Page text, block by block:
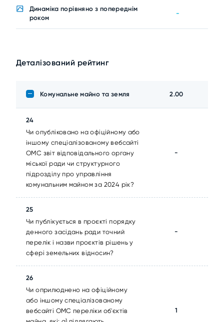
Динаміка порівняно з попереднім
роком
-
Деталізований рейтинг
Комунальне майно та земля 2.00
24
Чи опубліковано на офіційному або
іншому спеціалізованому вебсайті
ОМС звіт відповідального органу
міської ради чи структурного
підрозділу про управління
комунальним майном за 2024 рік?
-
25
Чи публікується в проєкті порядку
денного засідань ради точний
перелік і назви проєктів рішень у
сфері земельних відносин?
-
26
Чи оприлюднено на офіційному
або іншому спеціалізованому
вебсайті ОМС переліки об'єктів
1